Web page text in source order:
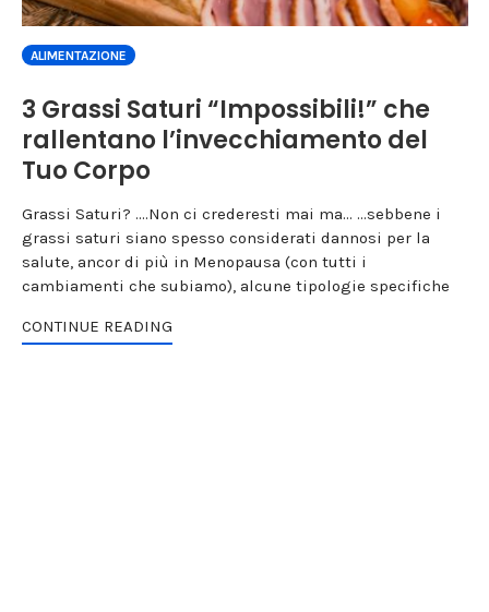
ALIMENTAZIONE
3 Grassi Saturi “Impossibili!” che
rallentano l’invecchiamento del
Tuo Corpo
Grassi Saturi? ....Non ci crederesti mai ma... ...sebbene i
grassi saturi siano spesso considerati dannosi per la
salute, ancor di più in Menopausa (con tutti i
cambiamenti che subiamo), alcune tipologie specifiche
CONTINUE READING